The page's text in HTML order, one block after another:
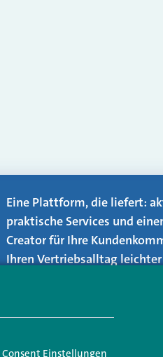
Eine Plattform, die liefert:
praktische Services und
Creator für Ihre
Ihren Vertriebsalltag
Consent Einstellungen